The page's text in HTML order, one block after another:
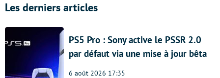
Les derniers articles
PS5 Pro : Sony active le PSSR 2.0
par défaut via une mise à jour bêta
6 août 2026 17:35